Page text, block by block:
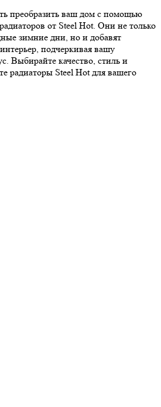
преобразить ваш дом с помощью
от Steel Hot. Они не только
зимние дни, но и добавят
подчеркивая вашу
Выбирайте качество, стиль и
радиаторы Steel Hot для вашего